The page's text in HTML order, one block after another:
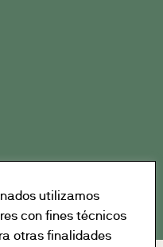
utilizamos
con fines técnicos
otras finalidades